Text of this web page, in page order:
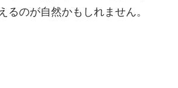
るのが自然かもしれません。